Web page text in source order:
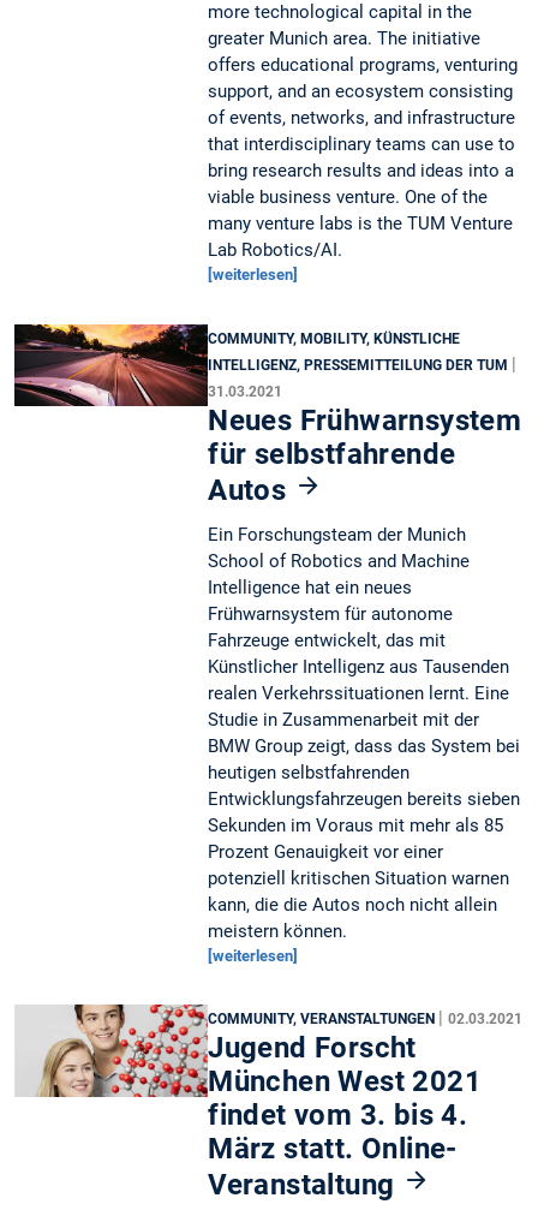
more technological capital in the
greater Munich area. The initiative
offers educational programs, venturing
support, and an ecosystem consisting
of events, networks, and infrastructure
that interdisciplinary teams can use to
bring research results and ideas into a
viable business venture. One of the
many venture labs is the TUM Venture
Lab Robotics/AI.
[weiterlesen]
COMMUNITY, MOBILITY, KÜNSTLICHE
INTELLIGENZ, PRESSEMITTEILUNG DER TUM |
31.03.2021
Neues Frühwarnsystem
für selbstfahrende
Autos
Ein Forschungsteam der Munich
School of Robotics and Machine
Intelligence hat ein neues
Frühwarnsystem für autonome
Fahrzeuge entwickelt, das mit
Künstlicher Intelligenz aus Tausenden
realen Verkehrssituationen lernt. Eine
Studie in Zusammenarbeit mit der
BMW Group zeigt, dass das System bei
heutigen selbstfahrenden
Entwicklungsfahrzeugen bereits sieben
Sekunden im Voraus mit mehr als 85
Prozent Genauigkeit vor einer
potenziell kritischen Situation warnen
kann, die die Autos noch nicht allein
meistern können.
[weiterlesen]
COMMUNITY, VERANSTALTUNGEN |02.03.2021
Jugend Forscht
München West 2021
findet vom 3. bis 4.
März statt. Online-
Veranstaltung